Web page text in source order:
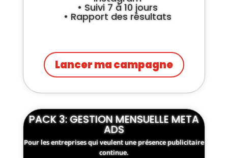
• Suivi 7 à 10 jours
• Rapport des résultats
Lancer ma campagne
PACK 3: GESTION MENSUELLE META
ADS
Pour les entreprises qui veulent une présence publicitaire
continue.